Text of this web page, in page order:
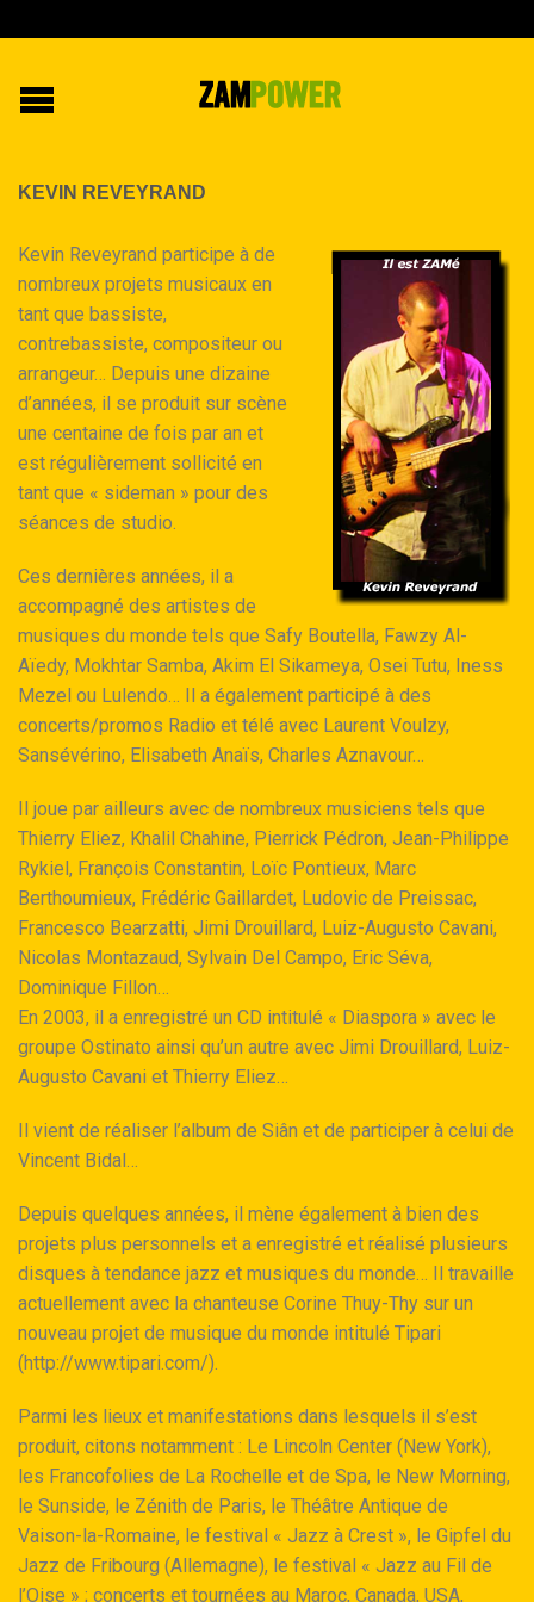
KEVIN REVEYRAND
Kevin Reveyrand participe à de
nombreux projets musicaux en
tant que bassiste,
contrebassiste, compositeur ou
arrangeur… Depuis une dizaine
d’années, il se produit sur scène
une centaine de fois par an et
est régulièrement sollicité en
tant que « sideman » pour des
séances de studio.
Ces dernières années, il a
accompagné des artistes de
musiques du monde tels que Safy Boutella, Fawzy Al-
Aïedy, Mokhtar Samba, Akim El Sikameya, Osei Tutu, Iness
Mezel ou Lulendo… Il a également participé à des
concerts/promos Radio et télé avec Laurent Voulzy,
Sansévérino, Elisabeth Anaïs, Charles Aznavour…
Il joue par ailleurs avec de nombreux musiciens tels que
Thierry Eliez, Khalil Chahine, Pierrick Pédron, Jean-Philippe
Rykiel, François Constantin, Loïc Pontieux, Marc
Berthoumieux, Frédéric Gaillardet, Ludovic de Preissac,
Francesco Bearzatti, Jimi Drouillard, Luiz-Augusto Cavani,
Nicolas Montazaud, Sylvain Del Campo, Eric Séva,
Dominique Fillon…
En 2003, il a enregistré un CD intitulé « Diaspora » avec le
groupe Ostinato ainsi qu’un autre avec Jimi Drouillard, Luiz-
Augusto Cavani et Thierry Eliez…
Il vient de réaliser l’album de Siân et de participer à celui de
Vincent Bidal…
Depuis quelques années, il mène également à bien des
projets plus personnels et a enregistré et réalisé plusieurs
disques à tendance jazz et musiques du monde… Il travaille
actuellement avec la chanteuse Corine Thuy-Thy sur un
nouveau projet de musique du monde intitulé Tipari
(http://www.tipari.com/).
Parmi les lieux et manifestations dans lesquels il s’est
produit, citons notamment : Le Lincoln Center (New York),
les Francofolies de La Rochelle et de Spa, le New Morning,
le Sunside, le Zénith de Paris, le Théâtre Antique de
Vaison-la-Romaine, le festival « Jazz à Crest », le Gipfel du
Jazz de Fribourg (Allemagne), le festival « Jazz au Fil de
l’Oise » ; concerts et tournées au Maroc, Canada, USA,